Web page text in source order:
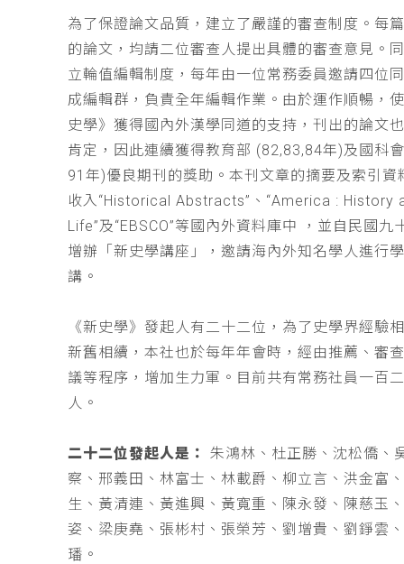
為了保證論文品質，建立了嚴謹的審查制度。每
的論文，均請二位審查人提出具體的審查意見。
立輪值編輯制度，每年由一位常務委員邀請四位
成編輯群，負責全年編輯作業。由於運作順暢，
史學》獲得國內外漢學同道的支持，刊出的論文
肯定，因此連續獲得教育部 (82,83,84年)及國科
91年)優良期刊的獎助。本刊文章的摘要及索引資
收入“Historical Abstracts”、“America : History
Life”及“EBSCO”等國內外資料庫中 ，並自民國九
增辦「新史學講座」，邀請海內外知名學人進行
講。
《新史學》發起人有二十二位，為了史學界經驗
新舊相續，本社也於每年年會時，經由推薦、審
議等程序，增加生力軍。目前共有常務社員一百
人。
二十二位發起人是：
朱鴻林、杜正勝、沈松僑、
察、邢義田、林富士、林載爵、柳立言、洪金富
生、黃清連、黃進興、黃寬重、陳永發、陳慈玉
姿、梁庚堯、張彬村、張榮芳、劉增貴、劉錚雲
璠。